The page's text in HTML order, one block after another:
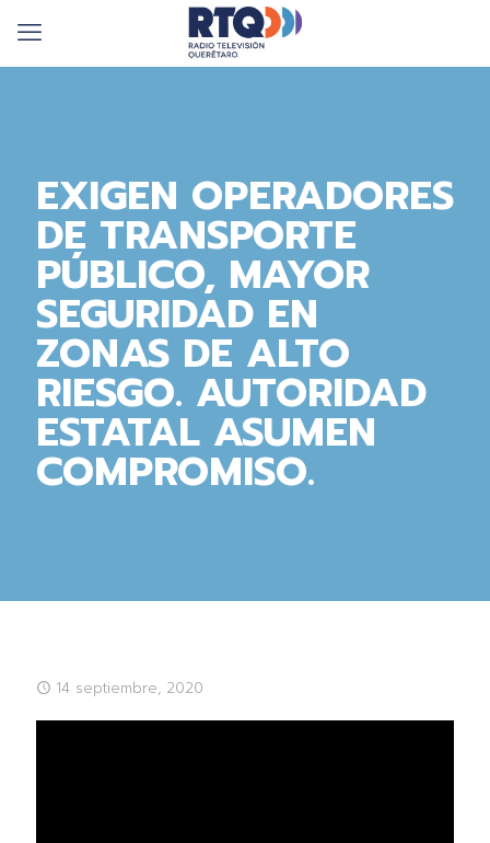
EXIGEN OPERADORES
DE TRANSPORTE
PÚBLICO, MAYOR
SEGURIDAD EN
ZONAS DE ALTO
RIESGO. AUTORIDAD
ESTATAL ASUMEN
COMPROMISO.
14 septiembre, 2020